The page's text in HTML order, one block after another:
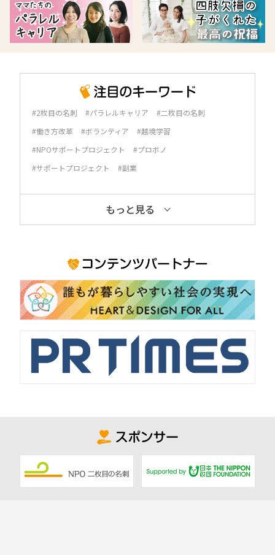
#2枚目の名刺 #パラレルキャリア
#二枚目の名刺
#働き方改革
#ボランティア
#越境学習
#NPOサポートプロジェクト
#プロボノ
#サポートプロジェクト
#副業
もっと見る